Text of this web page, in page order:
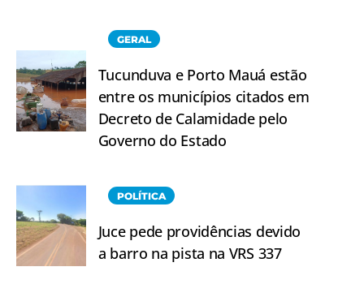
GERAL
Tucunduva e Porto Mauá estão
entre os municípios citados em
Decreto de Calamidade pelo
Governo do Estado
POLÍTICA
Juce pede providências devido
a barro na pista na VRS 337